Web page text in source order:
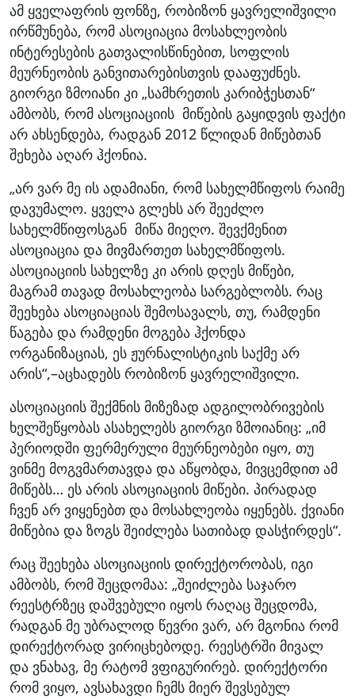
ამ ყველაფრის ფონზე, რობიზონ ყავრელიშვილი
ირწმუნება, რომ ასოციაცია მოსახლეობის
ინტერესების გათვალისწინებით, სოფლის
მეურნეობის განვითარებისთვის დააფუძნეს.
გიორგი ზმოიანი კი „სამხრეთის კარიბჭესთან“
ამბობს, რომ ასოციაციის მიწების გაყიდვის ფაქტი
არ ახსენდება, რადგან 2012 წლიდან მიწებთან
შეხება აღარ ჰქონია.
„არ ვარ მე ის ადამიანი, რომ სახელმწიფოს რაიმე
დავუმალო. ყველა გლეხს არ შეეძლო
სახელმწიფოსგან მიწა მიეღო. შევქმენით
ასოციაცია და მივმართეთ სახელმწიფოს.
ასოციაციის სახელზე კი არის დღეს მიწები,
მაგრამ თავად მოსახლეობა სარგებლობს. რაც
შეეხება ასოციაციას შემოსავალს, თუ, რამდენი
წაგება და რამდენი მოგება ჰქონდა
ორგანიზაციას, ეს ჟურნალისტიკის საქმე არ
არის“,–აცხადებს რობიზონ ყავრელიშვილი.
ასოციაციის შექმნის მიზეზად ადგილობრივების
ხელშეწყობას ასახელებს გიორგი ზმოიანიც: „იმ
პერიოდში ფერმერული მეურნეობები იყო, თუ
ვინმე მოგვმართავდა და აწყობდა, მივცემდით ამ
მიწებს… ეს არის ასოციაციის მიწები. პირადად
ჩვენ არ ვიყენებთ და მოსახლეობა იყენებს. ქვიანი
მიწებია და ზოგს შეიძლება სათიბად დასჭირდეს“.
რაც შეეხება ასოციაციის დირექტორობას, იგი
ამბობს, რომ შეცდომაა: „შეიძლება საჯარო
რეესტრზეც დაშვებული იყოს რაღაც შეცდომა,
რადგან მე უბრალოდ წევრი ვარ, არ მგონია რომ
დირექტორად ვირიცხებოდე. რეესტრში მივალ
და ვნახავ, მე რატომ ვფიგურირებ. დირექტორი
რომ ვიყო, ავსახავდი ჩემს მიერ შევსებულ